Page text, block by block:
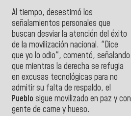
Al tiempo, desestimó los
señalamientos personales que
buscan desviar la atención del éxito
de la movilización nacional. "Dice
que yo lo odio", comentó, señalando
que mientras la derecha se refugia
en excusas tecnológicas para no
admitir su falta de respaldo, el
Pueblo sigue movilizado en paz y con
gente de carne y hueso.